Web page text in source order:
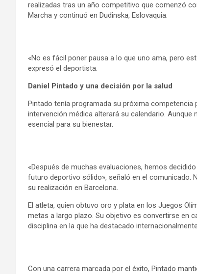
realizadas tras un año competitivo que comenzó
Marcha y continuó en Dudinska, Eslovaquia.
«No es fácil poner pausa a lo que uno ama, pero
expresó el deportista.
Daniel Pintado y una decisión por la salud
Pintado tenía programada su próxima competencia
intervención médica alterará su calendario.
esencial para su bienestar.
«Después de muchas evaluaciones, hemos
futuro deportivo sólido», señaló en el comunicado.
su realización en Barcelona.
El atleta, quien obtuvo oro y plata en los Juegos
metas a largo plazo. Su objetivo es convertirse en
disciplina en la que ha destacado
Con una carrera marcada por el éxito, Pintado